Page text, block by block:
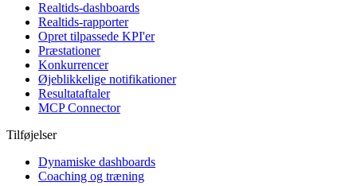
Realtids-dashboards
Realtids-rapporter
Opret tilpassede KPI'er
Præstationer
Konkurrencer
Øjeblikkelige notifikationer
Resultataftaler
MCP Connector
Tilføjelser
Dynamiske dashboards
Coaching og træning